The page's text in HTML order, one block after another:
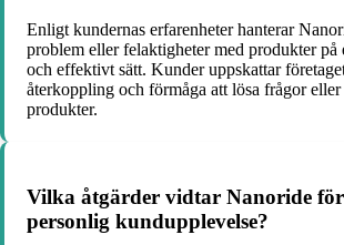
Enligt kundernas erfarenheter hanterar
problem eller felaktigheter med produkter på
och effektivt sätt. Kunder uppskattar
återkoppling och förmåga att lösa frågor eller
produkter.
Vilka åtgärder vidtar Nanoride för
personlig kundupplevelse?